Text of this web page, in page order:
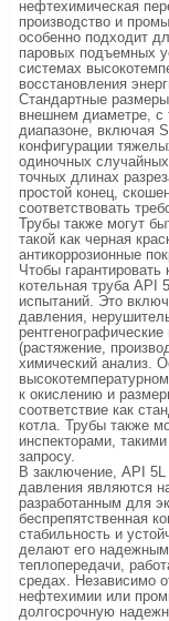
нефтехимическая
производство и
особенно подходит
паровых подъемных
системах
восстановления
Стандартные
внешнем диаметре,
диапазоне, включая
конфигурации
одиночных
точных длинах
простой конец,
соответствовать
Трубы также могут
такой как черная
антикоррозионные
Чтобы гарантировать
котельная труба API
испытаний. Это
давления,
(растяжение,
химический анализ.
к окислению и
соответствие как
котла. Трубы также
инспекторами,
запросу.
В заключение, API
давления являются
разработанным для
беспрепятственная
стабильность и
делают его
теплопередачи,
средах. Независимо
нефтехимии или
долгосрочную